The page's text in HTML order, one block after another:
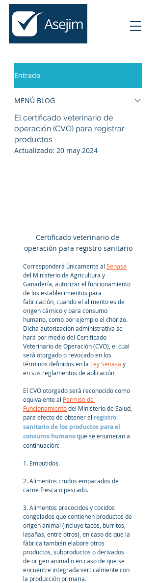
Entrada
MENÚ BLOG
El certificado veterinario de
operación (CVO) para registrar
productos
Actualizado: 20 may 2024
Certificado veterinario de
operación para registro sanitario
Corresponderá únicamente al Senasa
del Ministerio de Agricultura y
Ganadería, autorizar el funcionamiento
de los establecimientos para
fabricación, cuando el alimento es de
origen cárnico y para consumo
humano, como por ejemplo el chorizo.
Dicha autorización administrativa se
hará por medio del Certificado
Veterinario de Operación (CVO), el cual
será otorgado o revocado en los
términos definidos en la Ley Senasa y
en sus reglamentos de aplicación.
El CVO otorgado será reconocido como
equivalente al Permiso de
Funcionamiento del Ministerio de Salud,
para efecto de obtener el registro
sanitario de los productos para el
consumo humano que se enumeran a
continuación:
1. Embutidos.
2. Alimentos crudos empacados de
carne fresca o pescado.
3. Alimentos precocidos y cocidos
congelados que contienen productos de
origen animal (incluye tacos, burritos,
lasañas, entre otros), en caso de que la
fábrica también elabore otros
productos, subproductos o derivados
de origen animal o en caso de que se
encuentre integrada verticalmente con
la producción primaria.